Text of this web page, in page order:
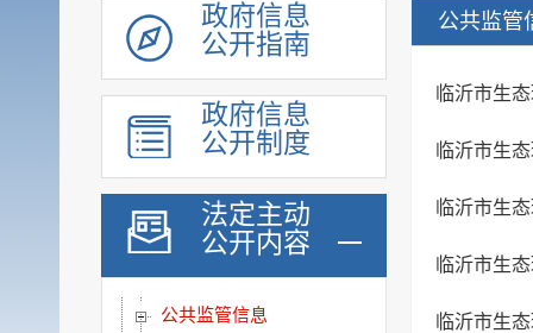
政府信息
公开指南
政府信息
公开制度
法定主动
公开内容
养老服务
稳岗就业
医疗卫生
公共文化服务
环境保护信息
食品药品监管
公共资源配置
公共监管信息
公共监管
临沂市生
临沂市生
临沂市生
临沂市生
临沂市生